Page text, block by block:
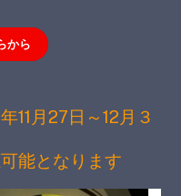
から
11月27日～12月３
能となります